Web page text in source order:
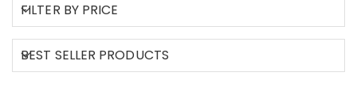
FILTER BY PRICE
BEST SELLER PRODUCTS